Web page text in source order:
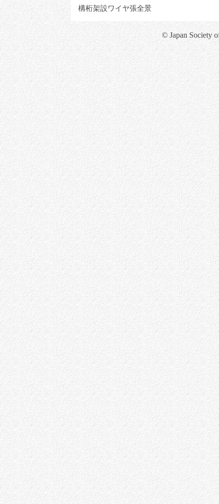
構桁架設ワイヤ張全景
© Japan Society